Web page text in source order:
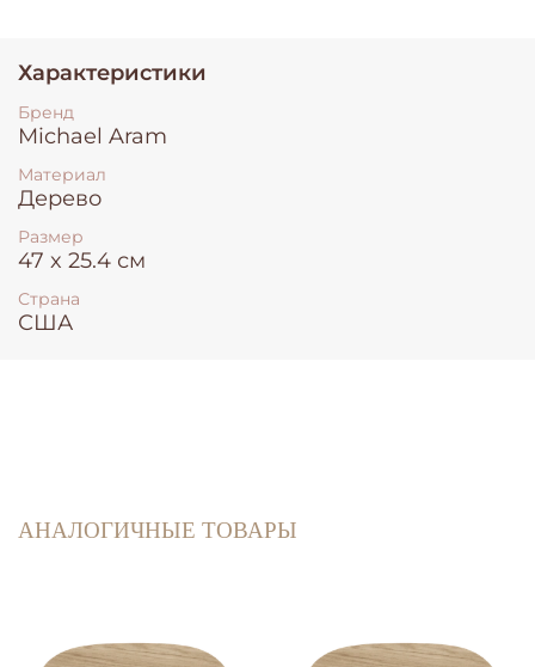
Характеристики
Бренд
Michael Aram
Материал
Дерево
Размер
47 x 25.4 см
Страна
США
АНАЛОГИЧНЫЕ ТОВАРЫ